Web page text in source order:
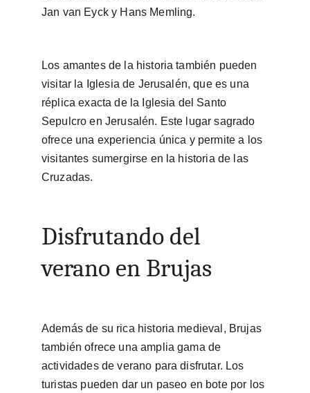
Jan van Eyck y Hans Memling.
Los amantes de la historia también pueden
visitar la Iglesia de Jerusalén, que es una
réplica exacta de la Iglesia del Santo
Sepulcro en Jerusalén. Este lugar sagrado
ofrece una experiencia única y permite a los
visitantes sumergirse en la historia de las
Cruzadas.
Disfrutando del
verano en Brujas
Además de su rica historia medieval, Brujas
también ofrece una amplia gama de
actividades de verano para disfrutar. Los
turistas pueden dar un paseo en bote por los